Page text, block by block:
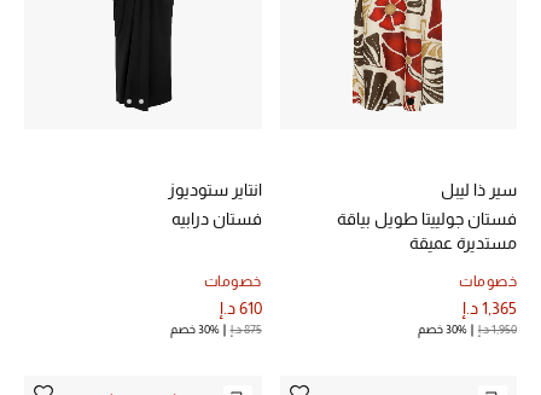
جميع الأحذية النسائية
جميع الحقائب النسائية
تسوقوا للنساء
الحقائب
سير ذا ليبل
فستان جولييتا طويل بياقة
مستديرة عميقة
خصومات
1,365 د.إ
1,950 د.إ 30% خصم
انتاير ستوديوز
فستان درابيه
خصومات
610 د.إ
875 د.إ 30% خصم